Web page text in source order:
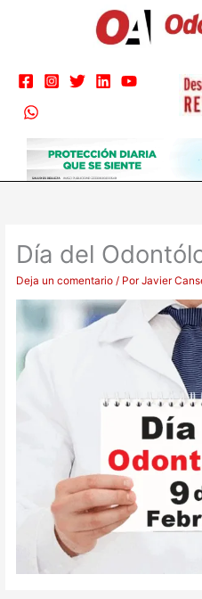
Día del
Deja un comentario / PorJavier